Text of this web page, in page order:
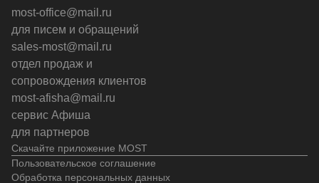
Скачайте приложение MOST
most-office@mail.ru
для писем и обращений
sales-most@mail.ru
отдел продаж и
сопровождения клиентов
most-afisha@mail.ru
сервис Афиша
для партнеров
Пользовательское соглашение
Обработка персональных данных